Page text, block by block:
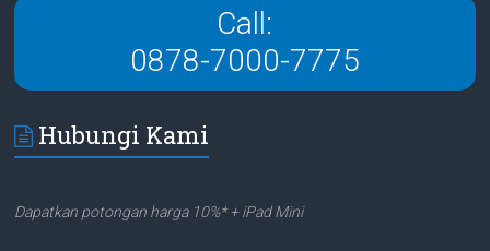
Call:
0878-7000-7775
Hubungi Kami
Dapatkan potongan harga 10%* + iPad Mini